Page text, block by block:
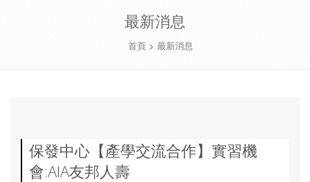
最新消息
首頁> 最新消息
保發中心【產學交流合作】實習機
會:AIA友邦人壽